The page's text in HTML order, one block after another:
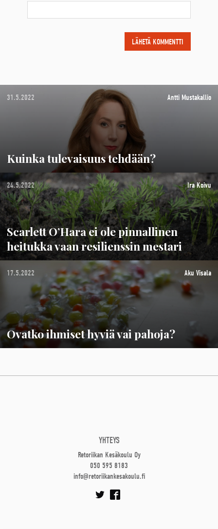
31.5.2022 Antti Mustakallio
Kuinka tulevaisuus tehdään?
24.5.2022 Ira Koivu
Scarlett O’Hara ei ole pinnallinen
heitukka vaan resilienssin mestari
17.5.2022 Aku Visala
Ovatko ihmiset hyviä vai pahoja?
YHTEYS
Retoriikan Kesäkoulu Oy
050 595 8183
info@retoriikankesakoulu.fi